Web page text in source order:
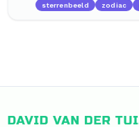
sterrenbeeld
zodiac